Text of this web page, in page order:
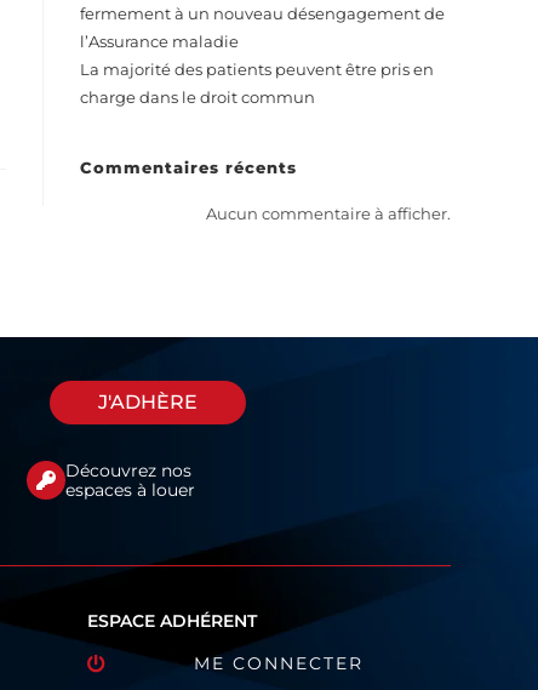
fermement à un nouveau désengagement de
l’Assurance maladie
La majorité des patients peuvent être pris en
charge dans le droit commun
Commentaires récents
Aucun commentaire à afficher.
J'ADHÈRE
Découvrez nos
espaces à louer
ESPACE ADHÉRENT
ME CONNECTER